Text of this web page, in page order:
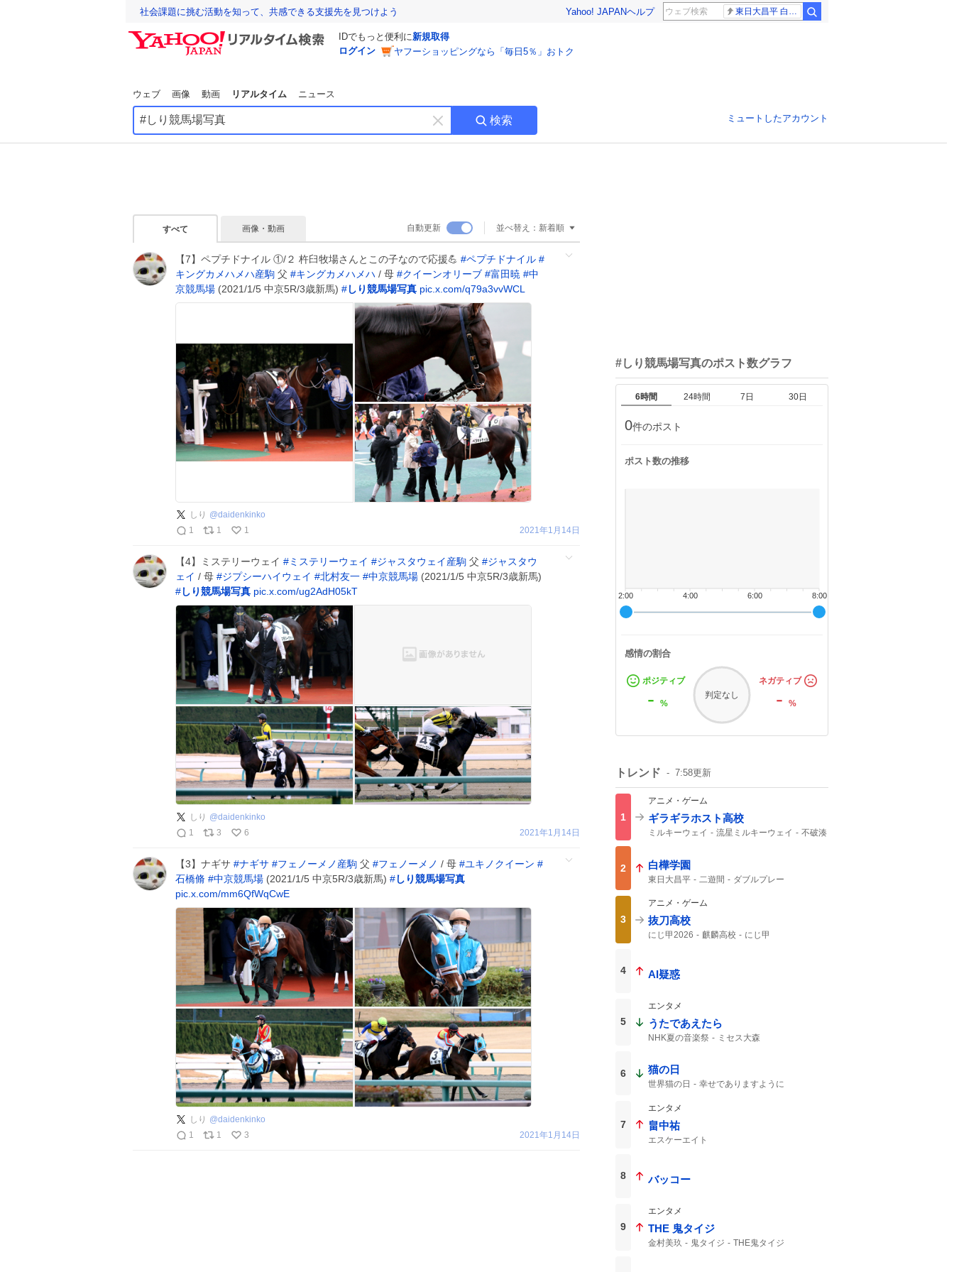
社会課題に挑む活動を知って、共感できる支援先を見つけよう Yahoo! JAPANヘルプ 東日大昌平 白樺学園
IDでもっと便利に新規取得
ログイン
ヤフーショッピングなら「毎日5％」おトク
ウェブ 画像 動画 リアルタイム ニュース
キ
ー
す
検索 ミュートしたアカウント
すべて 画像・動画 自動更新 並べ替え： 新着順
【7】ペプチドナイル ①/２ 杵臼牧場さんとこの子なので応援💪 #ペプチドナイル #
キングカメハメハ産駒 父 #キングカメハメハ / 母 #クイーンオリーブ #富田暁 #中
京競馬場 (2021/1/5 中京5R/3歳新馬) #しり競馬場写真 pic.x.com/q79a3vvWCL
しり @daidenkinko
1
1 1 2021年1月14日
【4】ミステリーウェイ #ミステリーウェイ #ジャスタウェイ産駒 父 #ジャスタウ
ェイ / 母 #ジプシーハイウェイ #北村友一 #中京競馬場 (2021/1/5 中京5R/3歳新馬)
#しり競馬場写真 pic.x.com/ug2AdH05kT
しり @daidenkinko
1
3 6 2021年1月14日
【3】ナギサ #ナギサ #フェノーメノ産駒 父 #フェノーメノ / 母 #ユキノクイーン #
石橋脩 #中京競馬場 (2021/1/5 中京5R/3歳新馬) #しり競馬場写真
pic.x.com/mm6QfWqCwE
しり @daidenkinko
1
1 3 2021年1月14日
#しり競馬場写真のポスト数グラフ
6時間 24時間 7日 30日
0件のポスト
ポスト数の推移
8:00
6:00
4:00
2:00
感情の割合
ポジティブ
- %
判定なし
ネガティブ
-%
トレンド 7:58更新
1
アニメ・ゲーム
ギラギラホスト高校
ミルキーウェイ 流星ミルキーウェイ 不破湊
2 白樺学園
東日大昌平 二遊間 ダブルプレー
3
アニメ・ゲーム
抜刀高校
にじ甲2026 麒麟高校 にじ甲
4 AI疑惑
5
エンタメ
うたであえたら
NHK夏の音楽祭 ミセス大森
6 猫の日
世界猫の日 幸せでありますように
7
エンタメ
畠中祐
エスケーエイト
8 バッコー
9
エンタメ
THE 鬼タイジ
金村美玖 鬼タイジ THE鬼タイジ